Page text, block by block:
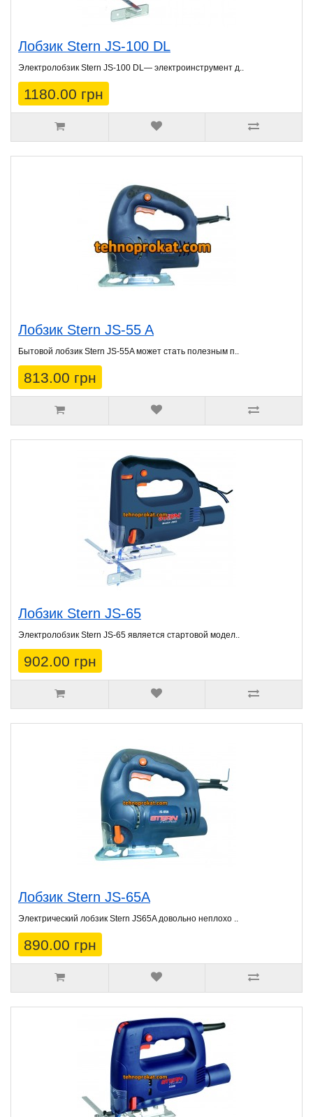
Лобзик Stern JS-100 DL
Электролобзик Stern JS-100 DL— электроинструмент д..
1180.00 грн
Лобзик Stern JS-55 A
Бытовой лобзик Stern JS-55A может стать полезным п..
813.00 грн
Лобзик Stern JS-65
Электролобзик Stern JS-65 является стартовой модел..
902.00 грн
Лобзик Stern JS-65A
Электрический лобзик Stern JS65A довольно неплохо ..
890.00 грн